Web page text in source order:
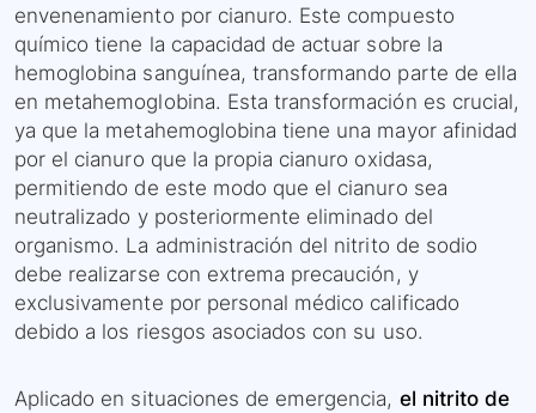
envenenamiento por cianuro. Este compuesto
químico tiene la capacidad de actuar sobre la
hemoglobina sanguínea, transformando parte de ella
en metahemoglobina. Esta transformación es crucial,
ya que la metahemoglobina tiene una mayor afinidad
por el cianuro que la propia cianuro oxidasa,
permitiendo de este modo que el cianuro sea
neutralizado y posteriormente eliminado del
organismo. La administración del nitrito de sodio
debe realizarse con extrema precaución, y
exclusivamente por personal médico calificado
debido a los riesgos asociados con su uso.
Aplicado en situaciones de emergencia, el nitrito de